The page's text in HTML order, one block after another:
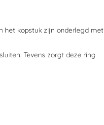
het kopstuk zijn onderlegd met
Tevens zorgt deze ring